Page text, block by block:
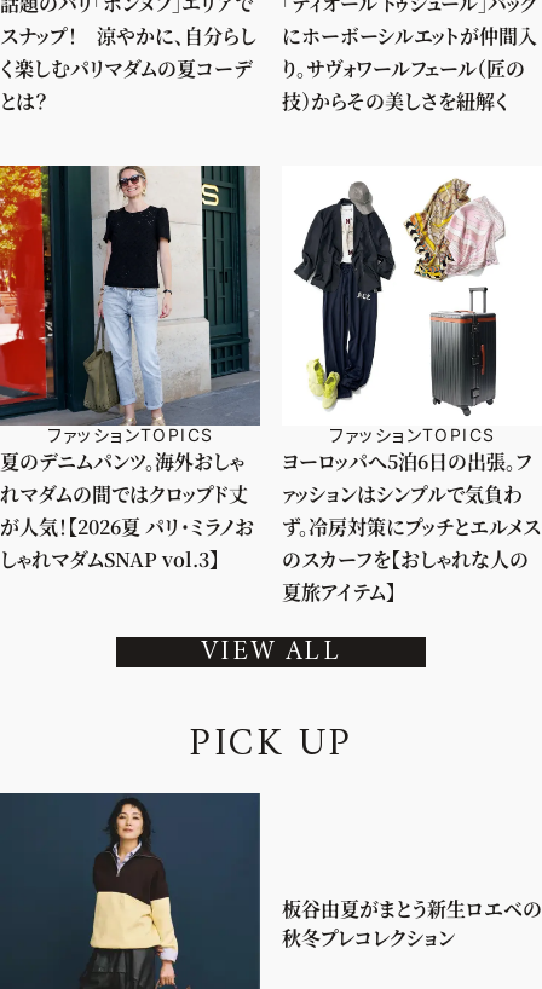
スナップ！ 涼やかに、自分らし
く楽しむパリマダムの夏コーデ
とは？
にホーボーシルエットが仲間入
り。サヴォワールフェール（匠の
技）からその美しさを紐解く
ファッションTOPICS
夏のデニムパンツ。海外おしゃ
れマダムの間ではクロップド丈
が人気！【2026夏 パリ・ミラノお
しゃれマダムSNAP vol.3】
ファッションTOPICS
ヨーロッパへ5泊6日の出張。フ
ァッションはシンプルで気負わ
ず。冷房対策にプッチとエルメス
のスカーフを【おしゃれな人の
夏旅アイテム】
VIEW ALL
PICK UP
板谷由夏がまとう新生ロエベの
秋冬プレコレクション